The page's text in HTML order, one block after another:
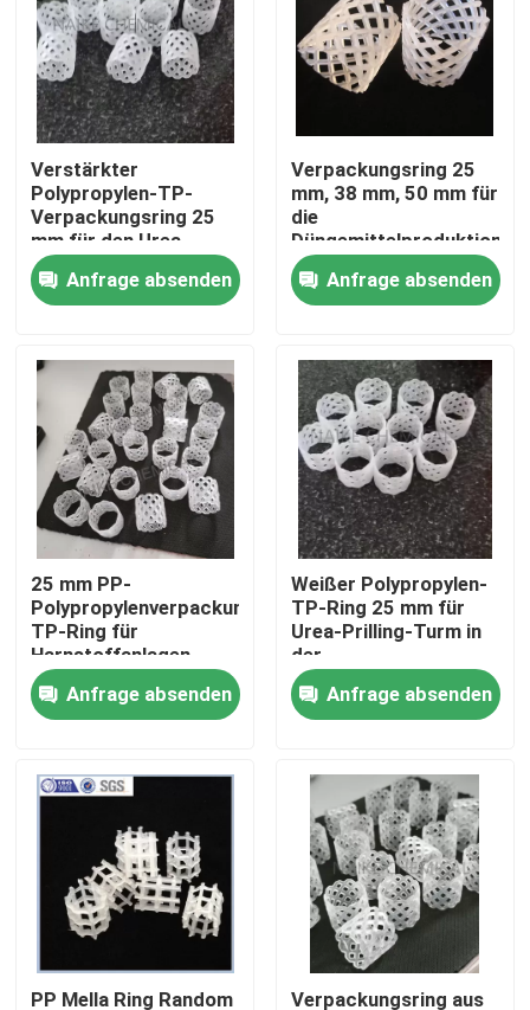
Produkte
Videos
Über uns
Werksbesichtigung
Qualitätskontrolle
Kontakt mit uns
Bitte um ein Angebot
PSA-Molekularsiet
Molekulare Siebe Zeolith
Verstärkter
Polypropylen-TP-
Verpackungsring 25
mm für den Urea-
Prilling-Turm
Anfrage absenden
Verpackungsring 25
mm, 38 mm, 50 mm für
die
Düngemittelproduktion
Anfrage absenden
25 mm PP-
Polypropylenverpackungsbett
TP-Ring für
Harnstoffanlagen
Anfrage absenden
Weißer Polypropylen-
TP-Ring 25 mm für
Urea-Prilling-Turm in
der
Düngemittelindustrie
Anfrage absenden
PP Mella Ring Random Verpackungsring aus